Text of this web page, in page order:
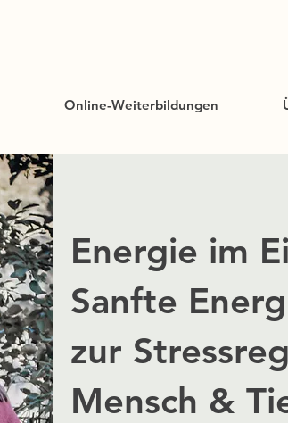
Online-Weiterbildungen
Energie im
Sanfte
zur
Mensch &